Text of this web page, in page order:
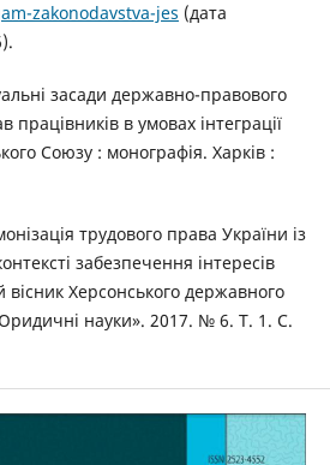
zakonodavstva-jes (дата
засади державно-правового
працівників в умовах інтеграції
Союзу : монографія. Харків :
трудового права України із
забезпечення інтересів
вісник Херсонського державного
науки». 2017. № 6. Т. 1. С.